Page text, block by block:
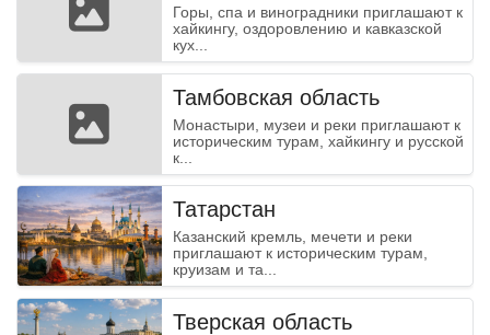
Горы, спа и виноградники приглашают к
хайкингу, оздоровлению и кавказской
кух...
Тамбовская область
Монастыри, музеи и реки приглашают к
историческим турам, хайкингу и русской
к...
Татарстан
Казанский кремль, мечети и реки
приглашают к историческим турам,
круизам и та...
Тверская область